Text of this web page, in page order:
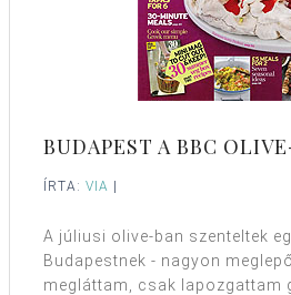
BUDAPEST A BBC
ÍRTA: VIA
A júliusi olive-ban szenteltek
Budapestnek - nagyon
megláttam, csak lapozgattam